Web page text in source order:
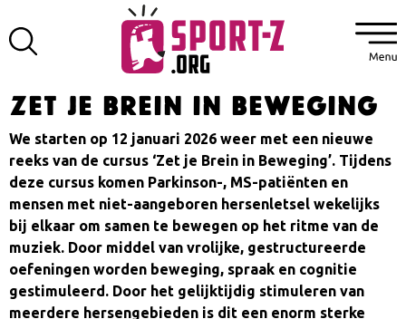
Zet je Brein in beweging
We starten op 12 januari 2026 weer met een nieuwe
reeks van de cursus ‘Zet je Brein in Beweging’. Tijdens
deze cursus komen Parkinson-, MS-patiënten en
mensen met niet-aangeboren hersenletsel wekelijks
bij elkaar om samen te bewegen op het ritme van de
muziek. Door middel van vrolijke, gestructureerde
oefeningen worden beweging, spraak en cognitie
gestimuleerd. Door het gelijktijdig stimuleren van
meerdere hersengebieden is dit een enorm sterke